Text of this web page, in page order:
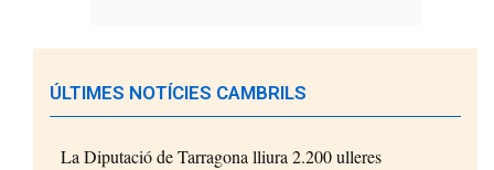
ÚLTIMES NOTÍCIES CAMBRILS
La Diputació de Tarragona lliura 2.200 ulleres